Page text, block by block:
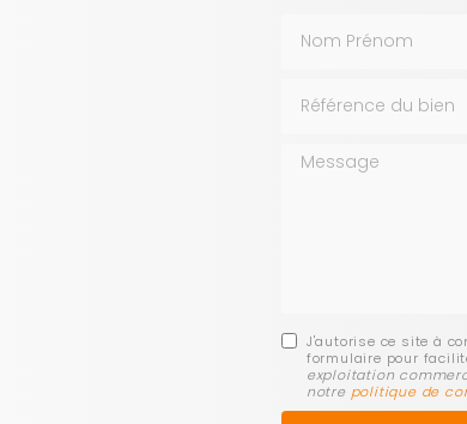
Message
J'autorise ce site à
formulaire pour
exploitation
notre politique de